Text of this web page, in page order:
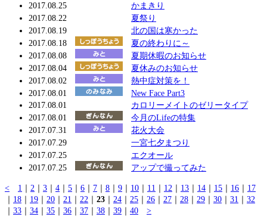
2017.08.25
かまきり
2017.08.22
夏祭り
2017.08.19
北の国は寒かった
2017.08.18
夏の終わりに～
2017.08.08
夏期休暇のお知らせ
2017.08.04
夏休みのお知らせ
2017.08.02
熱中症対策を！
2017.08.01
New Face Part3
2017.08.01
カロリーメイトのゼリータイプ
2017.08.01
今月のLifeの特集
2017.07.31
花火大会
2017.07.29
一宮七夕まつり
2017.07.25
エクオール
2017.07.25
アップで撮ってみた
< 1 ｜ 2 ｜ 3 ｜ 4 ｜ 5 ｜ 6 ｜ 7 ｜ 8 ｜ 9 ｜ 10 ｜ 11 ｜ 12 ｜ 13 ｜ 14 ｜ 15 ｜ 16 ｜ 17
｜ 18 ｜ 19 ｜ 20 ｜ 21 ｜ 22 ｜ 23 ｜ 24 ｜ 25 ｜ 26 ｜ 27 ｜ 28 ｜ 29 ｜ 30 ｜ 31 ｜ 32
｜ 33 ｜ 34 ｜ 35 ｜ 36 ｜ 37 ｜ 38 ｜ 39 ｜ 40 >